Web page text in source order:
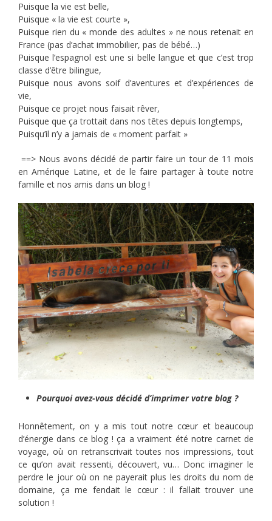
Puisque la vie est belle,
Puisque « la vie est courte »,
Puisque rien du « monde des adultes » ne nous retenait en
France (pas d’achat immobilier, pas de bébé…)
Puisque l’espagnol est une si belle langue et que c’est trop
classe d’être bilingue,
Puisque nous avons soif d’aventures et d’expériences de
vie,
Puisque ce projet nous faisait rêver,
Puisque que ça trottait dans nos têtes depuis longtemps,
Puisqu’il n’y a jamais de « moment parfait »
==> Nous avons décidé de partir faire un tour de 11 mois
en Amérique Latine, et de le faire partager à toute notre
famille et nos amis dans un blog !
Pourquoi avez-vous décidé d’imprimer votre blog ?
Honnêtement, on y a mis tout notre cœur et beaucoup
d’énergie dans ce blog ! ça a vraiment été notre carnet de
voyage, où on retranscrivait toutes nos impressions, tout
ce qu’on avait ressenti, découvert, vu… Donc imaginer le
perdre le jour où on ne payerait plus les droits du nom de
domaine, ça me fendait le cœur : il fallait trouver une
solution !